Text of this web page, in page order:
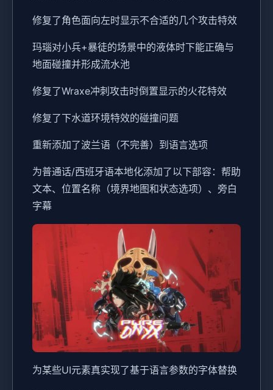
修复了角色面向左时显示不合适的几个攻击特效
玛瑙对小兵+暴徒的场景中的液体时下能正确与
地面碰撞并形成流水池
修复了Wraxe冲刺攻击时倒置显示的火花特效
修复了下水道环境特效的碰撞问题
重新添加了波兰语（不完善）到语言选项
为普通话/西班牙语本地化添加了以下部容：帮助
文本、位置名称（境界地图和状态选项）、旁白
字幕
为某些UI元素真实现了基于语言参数的字体替换